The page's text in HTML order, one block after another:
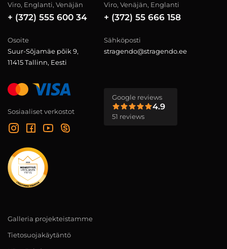
Viro, Englanti, Venäjän
+ (372) 555 600 34
Viro, Venäjän, Englanti
+ (372) 55 666 158
Osoite
Suur-Sõjamäe põik 9,
11415 Tallinn, Eesti
Sähköposti
stragendo@stragendo.ee
Sosiaaliset verkostot
Google reviews
4.9
51 reviews
Galleria projekteistamme
Tietosuojakäytäntö